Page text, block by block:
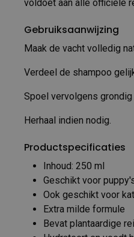
voldoet aan alle officiële
Gebruiksaanwijzing
Maak de vacht volledig
Verdeel de shampoo
Spoel vervolgens
Herhaal indien nodig.
Productspecificaties
Inhoud: 250 ml
Geschikt voor
Ook geschikt voor
Extra milde formule
Bevat plantaardige